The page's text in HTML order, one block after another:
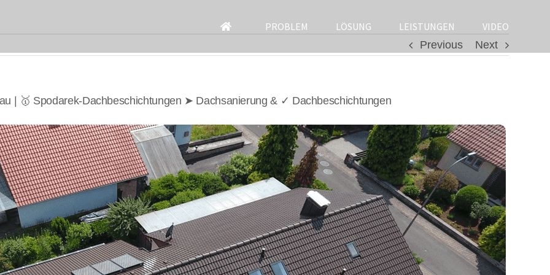
for:
PROBLEM LÖSUNG LEISTUNGEN
VIDEO
Previous
Next
| 🥇 Spodarek-Dachbeschichtungen ➤ Dachsanierung & ✓ Dachbeschichtungen